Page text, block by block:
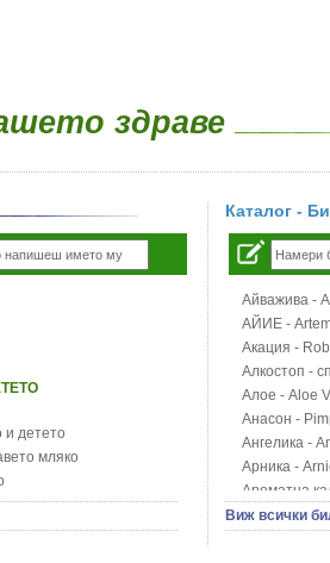
здраве
и детето
мляко
Каталог -
Айважива -
АЙИЕ -
Акация -
Алкостоп -
Алое - Aloe
Анасон -
Ангелика -
Арника -
Ароматна
Арония -
Виж всички